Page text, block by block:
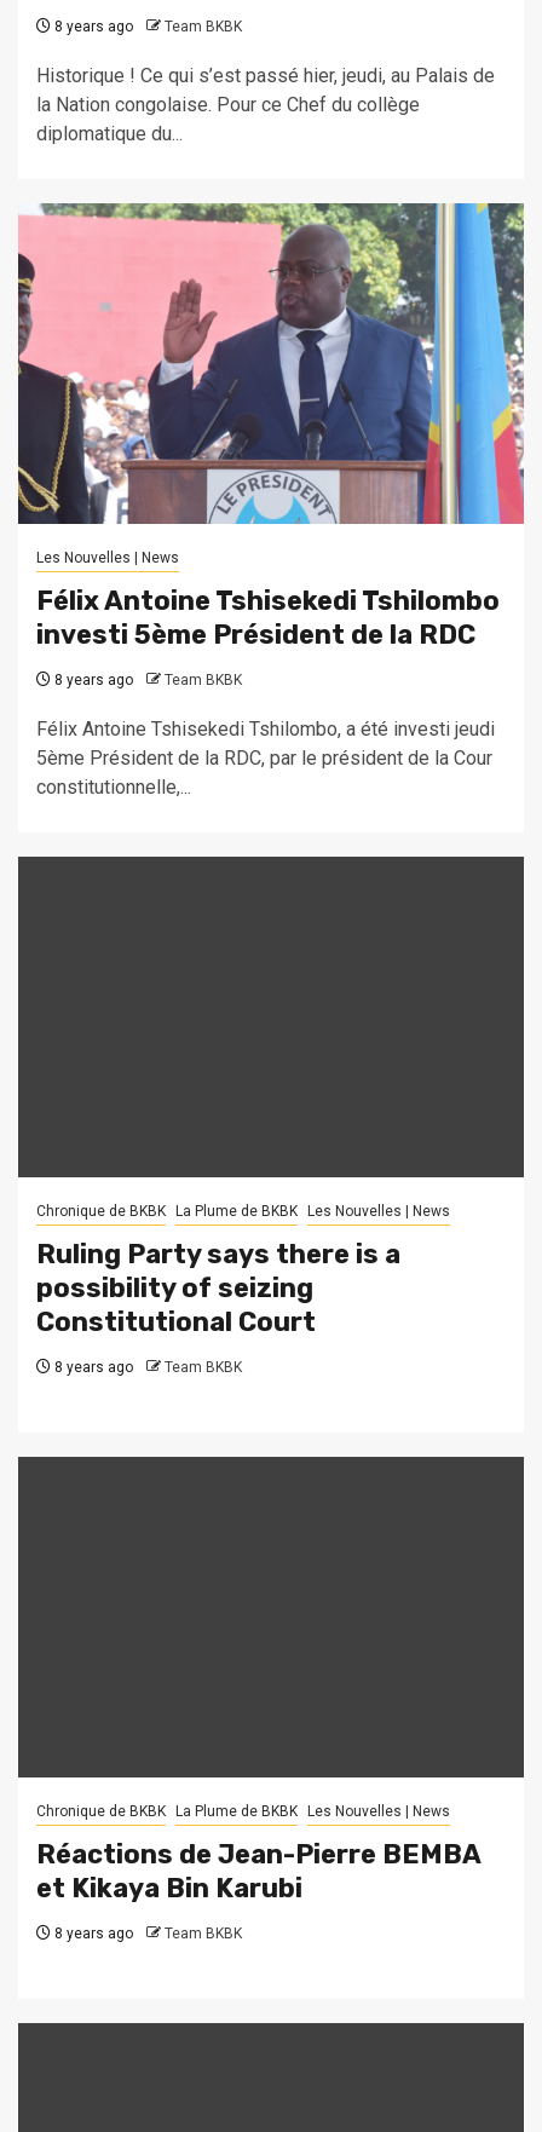
8 years ago Team BKBK
Historique ! Ce qui s’est passé hier, jeudi, au Palais de
la Nation congolaise. Pour ce Chef du collège
diplomatique du...
Les Nouvelles | News
Félix Antoine Tshisekedi Tshilombo
investi 5ème Président de la RDC
8 years ago Team BKBK
Félix Antoine Tshisekedi Tshilombo, a été investi jeudi
5ème Président de la RDC, par le président de la Cour
constitutionnelle,...
Chronique de BKBK La Plume de BKBK Les Nouvelles | News
Ruling Party says there is a
possibility of seizing
Constitutional Court
8 years ago Team BKBK
Chronique de BKBK La Plume de BKBK Les Nouvelles | News
Réactions de Jean-Pierre BEMBA
et Kikaya Bin Karubi
8 years ago Team BKBK